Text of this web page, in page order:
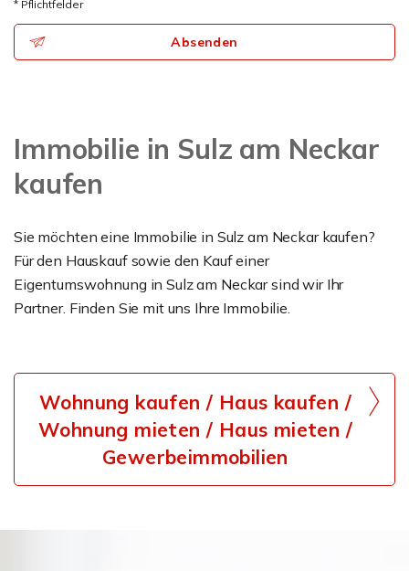
* Pflichtfelder
Absenden
Immobilie in Sulz am Neckar
kaufen
Sie möchten eine Immobilie in Sulz am Neckar kaufen?
Für den Hauskauf sowie den Kauf einer
Eigentumswohnung in Sulz am Neckar sind wir Ihr
Partner. Finden Sie mit uns Ihre Immobilie.
Wohnung kaufen / Haus kaufen /
Wohnung mieten / Haus mieten /
Gewerbeimmobilien